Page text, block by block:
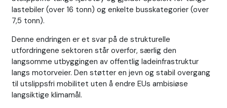
lastebiler (over 16 tonn) og enkelte busskategorier (over
7,5 tonn).
Denne endringen er et svar på de strukturelle
utfordringene sektoren står overfor, særlig den
langsomme utbyggingen av offentlig ladeinfrastruktur
langs motorveier. Den støtter en jevn og stabil overgang
til utslippsfri mobilitet uten å endre EUs ambisiøse
langsiktige klimamål.